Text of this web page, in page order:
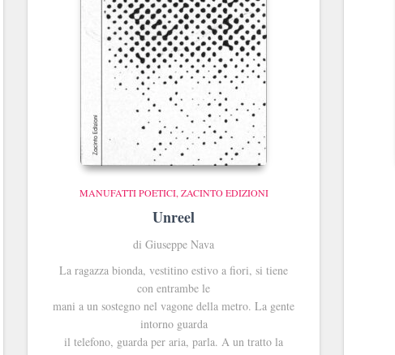
MANUFATTI POETICI ZACINTO EDIZIONI
Unreel
di Giuseppe Nava
La ragazza bionda, vestitino estivo a fiori, si tiene
con entrambe le
mani a un sostegno nel vagone della metro. La gente
intorno guarda
il telefono, guarda per aria, parla. A un tratto la